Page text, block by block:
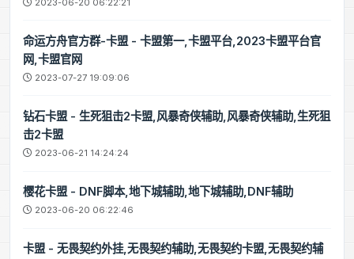
命运方舟官方群-卡盟 - 卡盟第一,卡盟平台,2023卡盟平台官
网,卡盟官网
2023-07-27 19:09:06
钻石卡盟 - 生死狙击2卡盟,风暴奇侠辅助,风暴奇侠辅助,生死狙
击2卡盟
2023-06-21 14:24:24
樱花卡盟 - DNF脚本,地下城辅助,地下城辅助,DNF辅助
2023-06-20 06:22:46
卡盟 - 无畏契约外挂,无畏契约辅助,无畏契约卡盟,无畏契约辅